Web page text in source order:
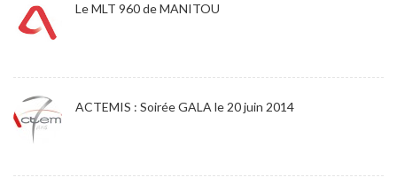
Le MLT 960 de MANITOU
ACTEMIS : Soirée GALA le 20 juin 2014